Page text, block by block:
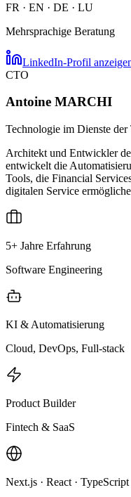
FR · EN · DE · LU
Mehrsprachige Beratung
LinkedIn-Profil
CTO
Antoine MARCHI
Technologie im Dienste der
Architekt und Entwickler
entwickelt die
Tools, die Financial
digitalen Service
5+ Jahre Erfahrung
Software Engineering
KI & Automatisierung
Cloud, DevOps, Full-stack
Product Builder
Fintech & SaaS
Next.js · React · TypeScript